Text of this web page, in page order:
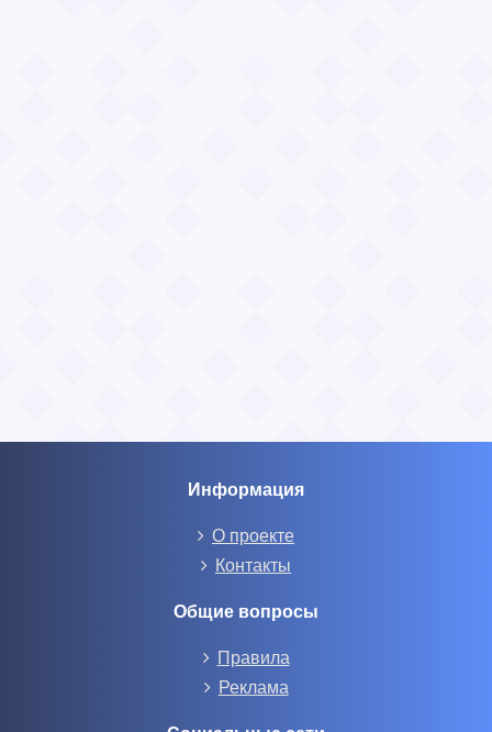
Информация
О проекте
Контакты
Общие вопросы
Правила
Реклама